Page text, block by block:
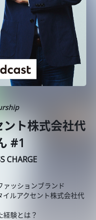
ト株式会社代
#1
CHARGE
ァッションブランド
イルアクセント株式会社代
経験とは？